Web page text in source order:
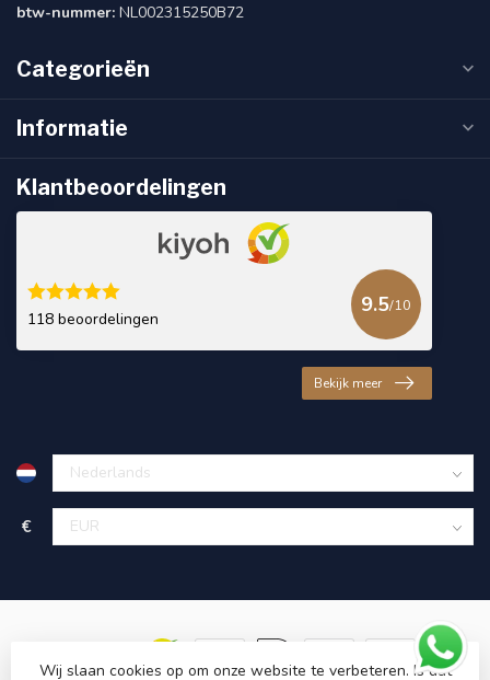
btw-nummer: NL002315250B72
Categorieën
Informatie
Klantbeoordelingen
118 beoordelingen
9.5/10
Bekijk meer
€
Wij slaan cookies op om onze website te verbeteren. Is dat